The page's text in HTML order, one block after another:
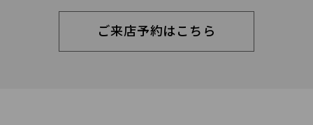
ご来店予約はこちら